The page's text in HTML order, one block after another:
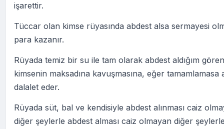
işarettir.
Tüccar olan kimse rüyasında abdest alsa sermayesi
para kazanır.
Rüyada temiz bir su ile tam olarak abdest aldığım gören
kimsenin maksadına kavuşmasına, eğer tamamlamasa
dalalet eder.
Rüyada süt, bal ve kendisiyle abdest alınması caiz
diğer şeylerle abdest alması caiz olmayan diğer